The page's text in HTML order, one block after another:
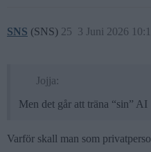
SNS (SNS) 3 Juni 2026
25
Jojja:
Men det går att träna “sin” AI
Varför skall man som